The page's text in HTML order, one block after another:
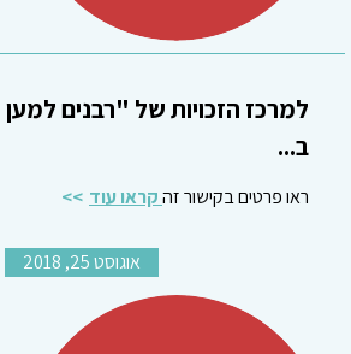
למרכז הזכויות של "רבנים למען
ב...
ראו פרטים בקישור זהקראו עוד
אוגוסט 25, 2018